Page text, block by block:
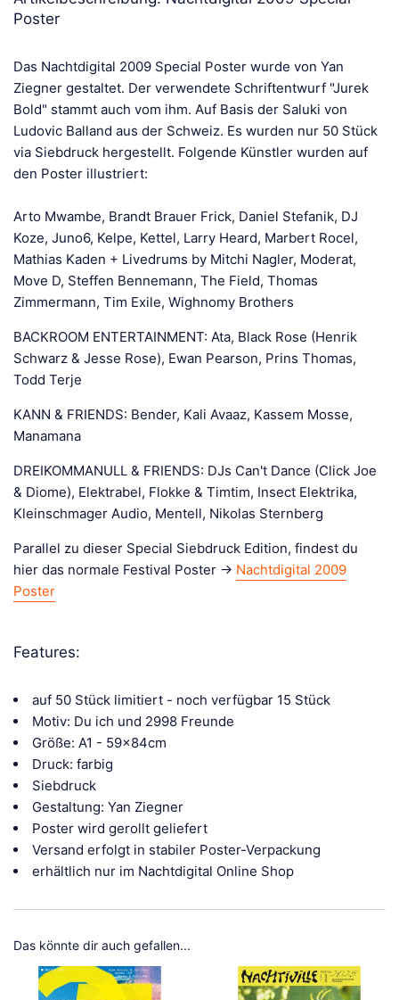
Poster
Das Nachtdigital 2009 Special Poster wurde von Yan
Ziegner gestaltet. Der verwendete Schriftentwurf "Jurek
Bold" stammt auch vom ihm. Auf Basis der Saluki von
Ludovic Balland aus der Schweiz. Es wurden nur 50 Stück
via Siebdruck hergestellt. Folgende Künstler wurden auf
den Poster illustriert:
Arto Mwambe, Brandt Brauer Frick, Daniel Stefanik, DJ
Koze, Juno6, Kelpe, Kettel, Larry Heard, Marbert Rocel,
Mathias Kaden + Livedrums by Mitchi Nagler, Moderat,
Move D, Steffen Bennemann, The Field, Thomas
Zimmermann, Tim Exile, Wighnomy Brothers
BACKROOM ENTERTAINMENT: Ata, Black Rose (Henrik
Schwarz & Jesse Rose), Ewan Pearson, Prins Thomas,
Todd Terje
KANN & FRIENDS: Bender, Kali Avaaz, Kassem Mosse,
Manamana
DREIKOMMANULL & FRIENDS: DJs Can't Dance (Click Joe
& Diome), Elektrabel, Flokke & Timtim, Insect Elektrika,
Kleinschmager Audio, Mentell, Nikolas Sternberg
Parallel zu dieser Special Siebdruck Edition, findest du
hier das normale Festival Poster -> Nachtdigital 2009
Poster
Features:
auf 50 Stück limitiert - noch verfügbar 15 Stück
Motiv: Du ich und 2998 Freunde
Größe: A1 - 59x84cm
Druck: farbig
Siebdruck
Gestaltung: Yan Ziegner
Poster wird gerollt geliefert
Versand erfolgt in stabiler Poster-Verpackung
erhältlich nur im Nachtdigital Online Shop
Das könnte dir auch gefallen...